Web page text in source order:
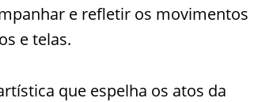
e refletir os movimentos
e telas.
que espelha os atos da